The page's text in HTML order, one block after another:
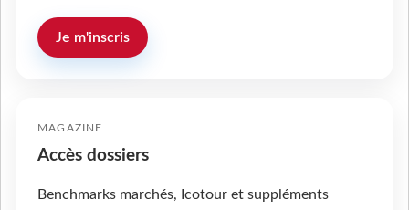
Je m'inscris
MAGAZINE
Accès dossiers
Benchmarks marchés, Icotour et suppléments